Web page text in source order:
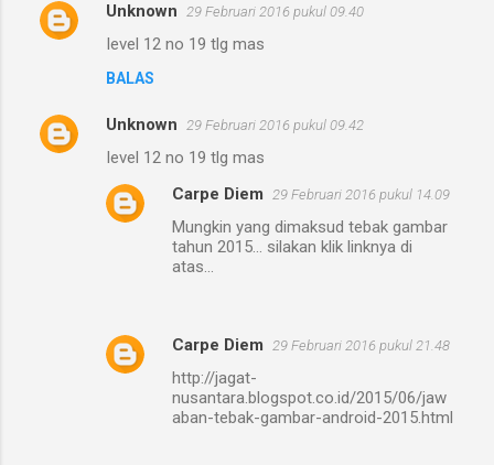
K
e
n
Unknown 29 Februari 2016 pukul 09.40
Ievel 12 no 19 tlg mas
BALAS
Unknown 29 Februari 2016 pukul 09.42
Ievel 12 no 19 tlg mas
Carpe Diem 29 Februari 2016 pukul 14.09
Mungkin yang dimaksud tebak gambar
tahun 2015... silakan klik linknya di
atas...
Carpe Diem 29 Februari 2016 pukul 21.48
http://jagat-
nusantara.blogspot.co.id/2015/06/jaw
aban-tebak-gambar-android-2015.html